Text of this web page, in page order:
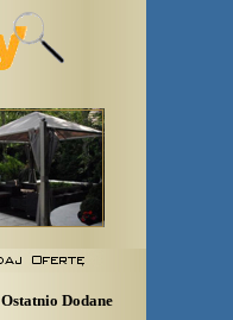
Ostatnio Dodane